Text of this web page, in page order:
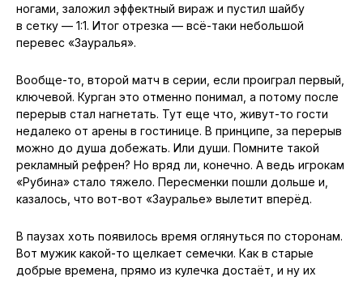
ногами, заложил эффектный вираж и пустил шайбу
в сетку — 1:1. Итог отрезка — всё-таки небольшой
перевес «Зауралья».
Вообще-то, второй матч в серии, если проиграл первый,
ключевой. Курган это отменно понимал, а потому после
перерыв стал нагнетать. Тут еще что, живут-то гости
недалеко от арены в гостинице. В принципе, за перерыв
можно до душа добежать. Или души. Помните такой
рекламный рефрен? Но вряд ли, конечно. А ведь игрокам
«Рубина» стало тяжело. Пересменки пошли дольше и,
казалось, что вот-вот «Зауралье» вылетит вперёд.
В паузах хоть появилось время оглянуться по сторонам.
Вот мужик какой-то щелкает семечки. Как в старые
добрые времена, прямо из кулечка достаёт, и ну их